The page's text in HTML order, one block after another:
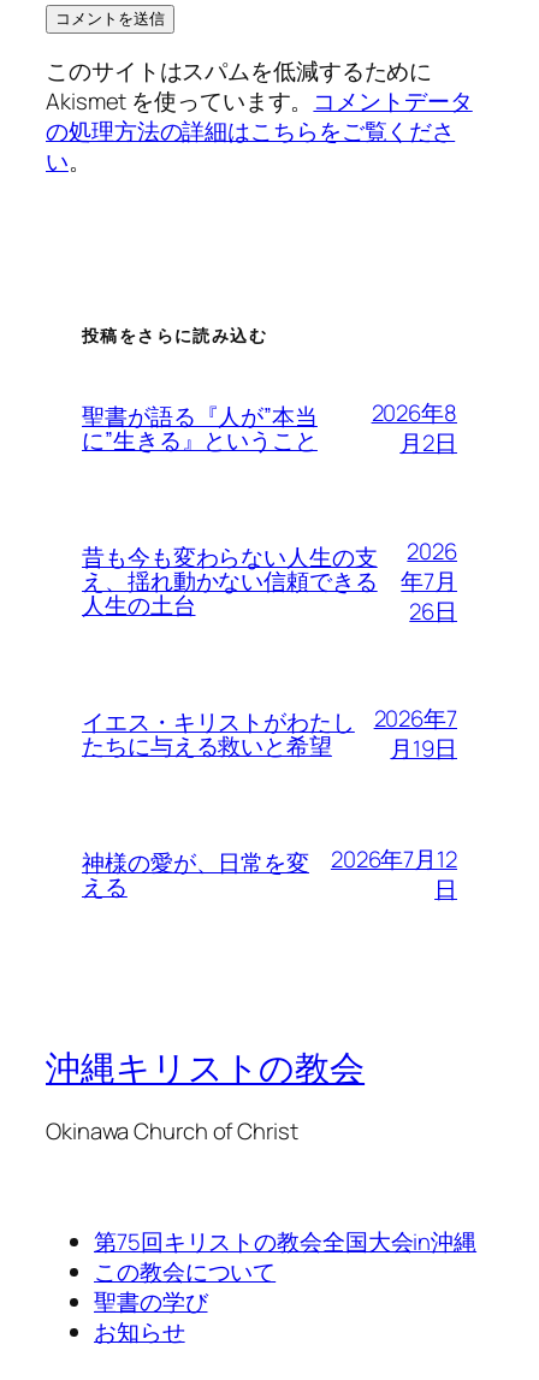
このサイトはスパムを低減するために
Akismet を使っています。 コメントデータ
の処理方法の詳細はこちらをご覧くださ
い。
投稿をさらに読み込む
聖書が語る『人が”本当
に”生きる』ということ
2026年8
月2日
昔も今も変わらない人生の支
え、揺れ動かない信頼できる
人生の土台
2026
年7月
26日
イエス・キリストがわたし
たちに与える救いと希望
2026年7
月19日
神様の愛が、日常を変
える
2026年7月12
日
沖縄キリストの教会
Okinawa Church of Christ
第75回キリストの教会全国大会in沖縄
この教会について
聖書の学び
お知らせ